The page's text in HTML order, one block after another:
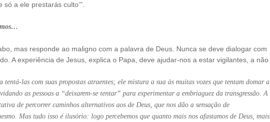
a ele prestarás culto’”.
mas responde ao maligno com a palavra de Deus. Nunca se deve dialogar com
A experiência de Jesus, explica o Papa, deve ajudar-nos a estar vigilantes, a não
tentá-las com suas propostas atraentes; ele mistura a sua às muitas vozes que tentam domar a
as pessoas a “deixarem-se tentar” para experimentar a embriaguez da transgressão. A
de percorrer caminhos alternativos aos de Deus, que nos dão a sensação de
Mas tudo isso é ilusório: logo percebemos que quanto mais nos afastamos de Deus, mais